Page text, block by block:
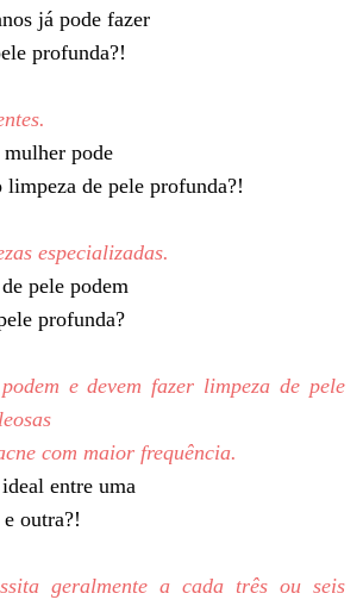
já pode fazer
profunda?!
mulher pode
de pele profunda?!
especializadas.
pele podem
profunda?
e devem fazer limpeza de pele
com maior frequência.
entre uma
outra?!
geralmente a cada três ou seis